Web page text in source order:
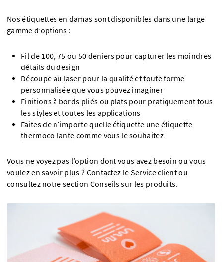
Nos étiquettes en damas sont disponibles dans une large
gamme d’options :
Fil de 100, 75 ou 50 deniers pour capturer les moindres
détails du design
Découpe au laser pour la qualité et toute forme
personnalisée que vous pouvez imaginer
Finitions à bords pliés ou plats pour pratiquement tous
les styles et toutes les applications
Faites de n’importe quelle étiquette une étiquette
thermocollante comme vous le souhaitez
Vous ne voyez pas l’option dont vous avez besoin ou vous
voulez en savoir plus ? Contactez le Service clientou
consultez notre section Conseils sur les produits.